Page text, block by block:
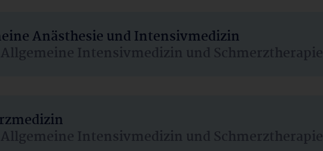
Anästhesie und Intensivmedizin
Intensivmedizin und Schmerztherapie
Intensivmedizin und Schmerztherapie